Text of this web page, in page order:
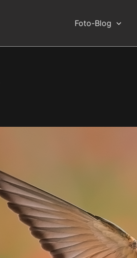
Foto-Blog